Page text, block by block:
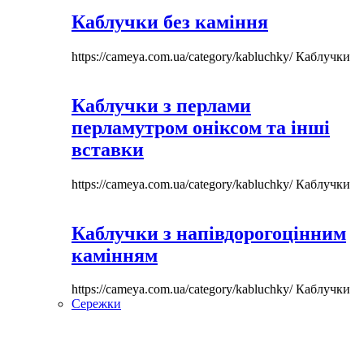
Каблучки без каміння
https://cameya.com.ua/category/kabluchky/Каблучки
Каблучки з перлами
перламутром оніксом та інші
вставки
https://cameya.com.ua/category/kabluchky/Каблучки
Каблучки з напівдорогоцінним
камінням
https://cameya.com.ua/category/kabluchky/Каблучки
Сережки